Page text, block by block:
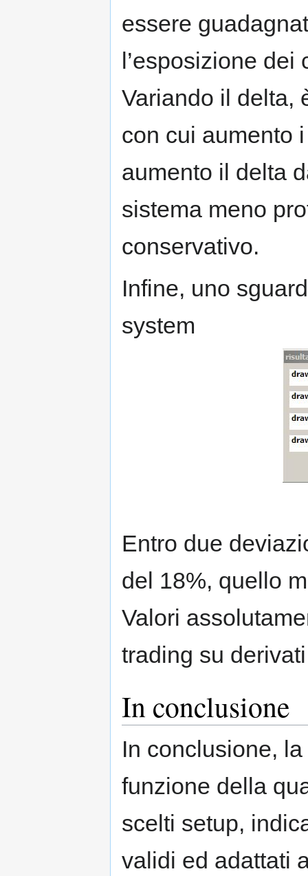
essere
l’esposizione dei
Variando il delta,
con cui aumento
aumento il delta
sistema meno
conservativo.
Infine, uno
system
Entro due
del 18%, quello
Valori
trading su
In conclusione
In conclusione,
funzione della
scelti setup,
validi ed adattati